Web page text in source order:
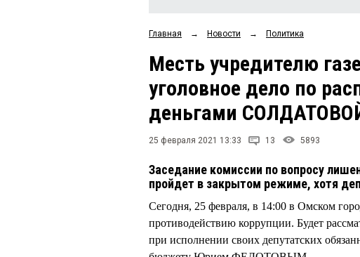
Главная → Новости → Политика
Месть учредителю
уголовное дело по
деньгами
25 февраля 2021 13:33 13 5893
Заседание комиссии по вопросу
пройдет в закрытом режиме, хотя
Сегодня, 25 февраля, в 14:00 в Омском
противодействию коррупции. Будет
при исполнении своих депутатских